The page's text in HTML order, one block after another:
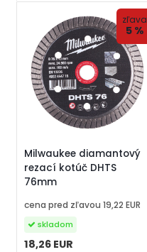
Milwaukee diamantový
rezací kotúč DHTS
76mm
cena pred zľavou 19,22 EUR
18,26 EUR
skladom
zľava
5 %